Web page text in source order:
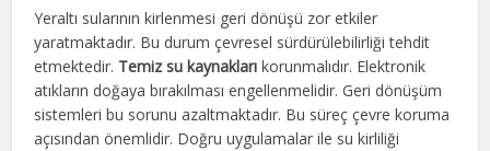
Yeraltı sularının kirlenmesi geri dönüşü zor etkiler
yaratmaktadır. Bu durum çevresel sürdürülebilirliği tehdit
etmektedir. Temiz su kaynakları korunmalıdır. Elektronik
atıkların doğaya bırakılması engellenmelidir. Geri dönüşüm
sistemleri bu sorunu azaltmaktadır. Bu süreç çevre koruma
açısından önemlidir. Doğru uygulamalar ile su kirliliği